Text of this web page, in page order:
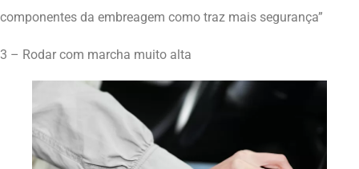
componentes da embreagem como traz mais segurança”
3 – Rodar com marcha muito alta